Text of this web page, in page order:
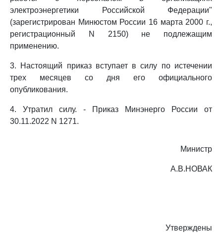
электроэнергетики Российской Федерации"
(зарегистрирован Минюстом России 16 марта 2000 г.,
регистрационный N 2150) не подлежащим
применению.
3. Настоящий приказ вступает в силу по истечении
трех месяцев со дня его официального
опубликования.
4. Утратил силу. - Приказ Минэнерго России от
30.11.2022 N 1271.
Министр
А.В.НОВАК
Утверждены